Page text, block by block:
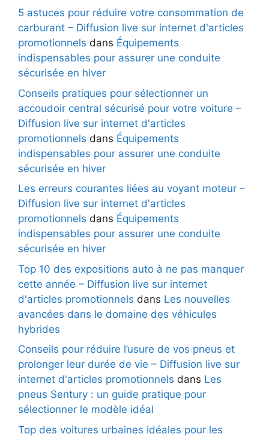
5 astuces pour réduire votre consommation de
carburant – Diffusion live sur internet d'articles
promotionnels dans Équipements
indispensables pour assurer une conduite
sécurisée en hiver
Conseils pratiques pour sélectionner un
accoudoir central sécurisé pour votre voiture –
Diffusion live sur internet d'articles
promotionnels dans Équipements
indispensables pour assurer une conduite
sécurisée en hiver
Les erreurs courantes liées au voyant moteur –
Diffusion live sur internet d'articles
promotionnels dans Équipements
indispensables pour assurer une conduite
sécurisée en hiver
Top 10 des expositions auto à ne pas manquer
cette année – Diffusion live sur internet
d'articles promotionnels dans Les nouvelles
avancées dans le domaine des véhicules
hybrides
Conseils pour réduire l’usure de vos pneus et
prolonger leur durée de vie – Diffusion live sur
internet d'articles promotionnels dans Les
pneus Sentury : un guide pratique pour
sélectionner le modèle idéal
Top des voitures urbaines idéales pour les